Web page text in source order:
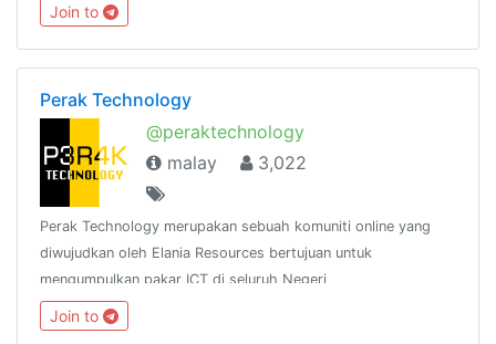
yg ada di dalam group(insya Allah)
Join to
Perak Technology
@peraktechnology
malay
3,022
Perak Technology merupakan sebuah komuniti online yang
diwujudkan oleh Elania Resources bertujuan untuk
mengumpulkan pakar ICT di seluruh Negeri
Perak.http://www.facebook.com/groups/peraktechnology
Join to